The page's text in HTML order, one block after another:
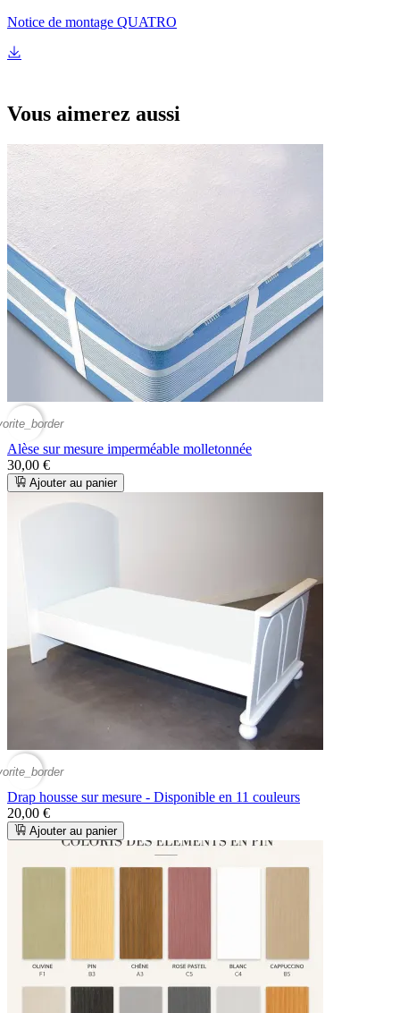
Notice de montage QUATRO
Vous aimerez aussi
Alèse sur mesure imperméable molletonnée
30,00 €
Ajouter au panier
Drap housse sur mesure - Disponible en 11 couleurs
20,00 €
Ajouter au panier